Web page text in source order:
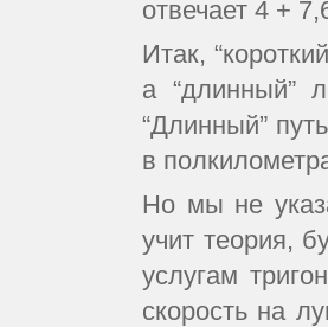
отвечает 4 +
Итак,
а “длинный”
“Длинный”
в
Но мы не
учит теория,
услугам
скорость на